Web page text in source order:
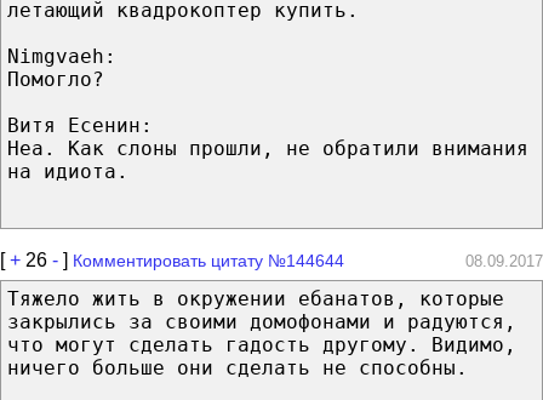
летающий квадрокоптер купить.
Nimgvaeh:
Помогло?
Витя Есенин:
Неа. Как слоны прошли, не обратили внимания
на идиота.
[+ 26 - ] Комментировать цитату №144644 08.09.2017
Тяжело жить в окружении ебанатов, которые
закрылись за своими домофонами и радуются,
что могут сделать гадость другому. Видимо,
ничего больше они сделать не способны.